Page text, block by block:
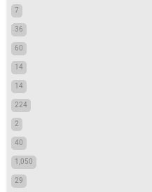
7
36
60
14
14
224
2
40
1,050
29